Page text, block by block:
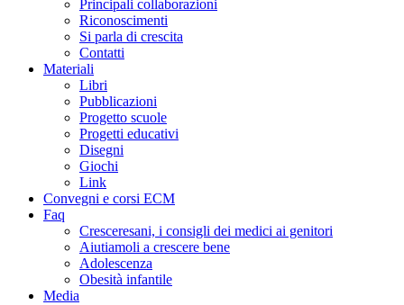
Principali collaborazioni
Riconoscimenti
Si parla di crescita
Contatti
Materiali
Libri
Pubblicazioni
Progetto scuole
Progetti educativi
Disegni
Giochi
Link
Convegni e corsi ECM
Faq
Cresceresani, i consigli dei medici ai genitori
Aiutiamoli a crescere bene
Adolescenza
Obesità infantile
Media